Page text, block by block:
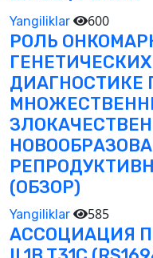
Yangiliklar 600
РОЛЬ
ДИАГНОСТИКЕ
(ОБЗОР)
Yangiliklar 585
АССОЦИАЦИЯ